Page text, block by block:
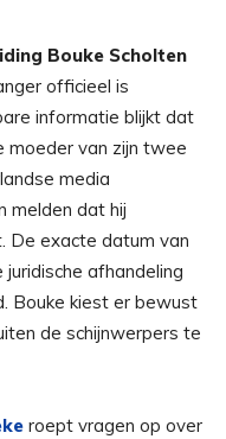
Bouke Scholten
officieel is
informatie blijkt dat
moeder van zijn twee
media
melden dat hij
De exacte datum van
afhandeling
Bouke kiest er bewust
de schijnwerpers te
roept vragen op over